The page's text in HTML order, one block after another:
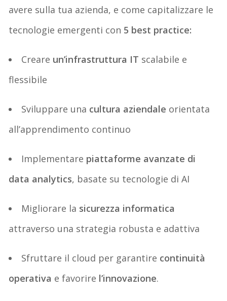
avere sulla tua azienda, e come capitalizzare le
tecnologie emergenti con 5 best practice:
Creare un’infrastruttura IT scalabile e
flessibile
Sviluppare una cultura aziendale orientata
all’apprendimento continuo
Implementare piattaforme avanzate di
data analytics, basate su tecnologie di AI
Migliorare la sicurezza informatica
attraverso una strategia robusta e adattiva
Sfruttare il cloud per garantire continuità
operativa efavorire l’innovazione.